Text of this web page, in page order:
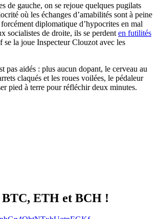
de gauche, on se rejoue quelques pugilats
où les échanges d’amabilités sont à peine
diplomatique d’hypocrites en mal
socialistes de droite, ils se perdent en futilités
se la joue Inspecteur Clouzot avec les
pas aidés : plus aucun dopant, le cerveau au
claqués et les roues voilées, le pédaleur
pied à terre pour réfléchir deux minutes.
BTC, ETH et BCH !